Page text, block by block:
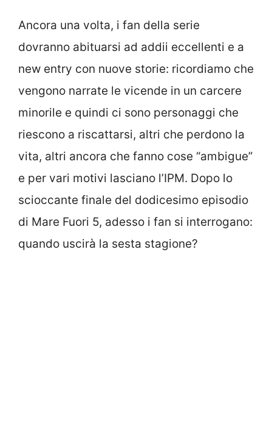
Ancora una volta, i fan della serie
dovranno abituarsi ad addii eccellenti e a
new entry con nuove storie: ricordiamo che
vengono narrate le vicende in un carcere
minorile e quindi ci sono personaggi che
riescono a riscattarsi, altri che perdono la
vita, altri ancora che fanno cose “ambigue”
e per vari motivi lasciano l’IPM. Dopo lo
scioccante finale del dodicesimo episodio
di Mare Fuori 5, adesso i fan si interrogano:
quando uscirà la sesta stagione?